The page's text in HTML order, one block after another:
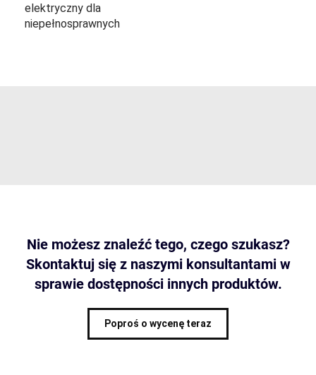
elektryczny dla
niepełnosprawnych
Nie możesz znaleźć tego, czego szukasz?
Skontaktuj się z naszymi konsultantami w
sprawie dostępności innych produktów.
Poproś o wycenę teraz